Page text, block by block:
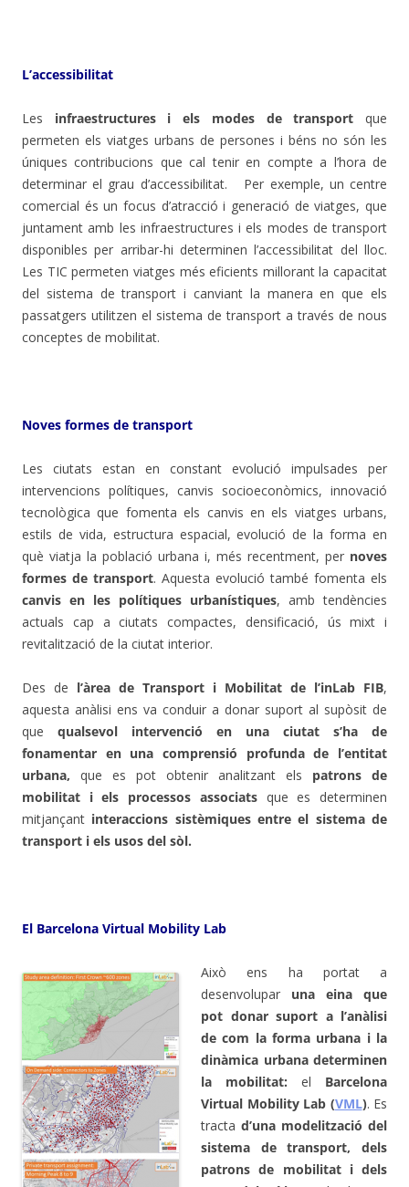
L’accessibilitat
Les infraestructures i els modes de transport que
permeten els viatges urbans de persones i béns no són les
úniques contribucions que cal tenir en compte a l’hora de
determinar el grau d’accessibilitat. Per exemple, un centre
comercial és un focus d’atracció i generació de viatges, que
juntament amb les infraestructures i els modes de transport
disponibles per arribar-hi determinen l’accessibilitat del lloc.
Les TIC permeten viatges més eficients millorant la capacitat
del sistema de transport i canviant la manera en que els
passatgers utilitzen el sistema de transport a través de nous
conceptes de mobilitat.
Noves formes de transport
Les ciutats estan en constant evolució impulsades per
intervencions polítiques, canvis socioeconòmics, innovació
tecnològica que fomenta els canvis en els viatges urbans,
estils de vida, estructura espacial, evolució de la forma en
què viatja la població urbana i, més recentment, per noves
formes de transport. Aquesta evolució també fomenta els
canvis en les polítiques urbanístiques, amb tendències
actuals cap a ciutats compactes, densificació, ús mixt i
revitalització de la ciutat interior.
Des de l’àrea de Transport i Mobilitat de l’inLab FIB,
aquesta anàlisi ens va conduir a donar suport al supòsit de
que qualsevol intervenció en una ciutat s’ha de
fonamentar en una comprensió profunda de l’entitat
urbana, que es pot obtenir analitzant els patrons de
mobilitat i els processos associatsque es determinen
mitjançant interaccions sistèmiques entre el sistema de
transport i els usos del sòl.
El Barcelona Virtual Mobility Lab
Això ens ha portat a
desenvolupar una eina
que
pot donar suport a l’anàlisi
de com la forma urbana i la
dinàmica urbana determinen
la mobilitat: el Barcelona
Virtual Mobility Lab (VML). Es
tracta d’una modelització del
sistema de transport, dels
patrons de mobilitat i dels